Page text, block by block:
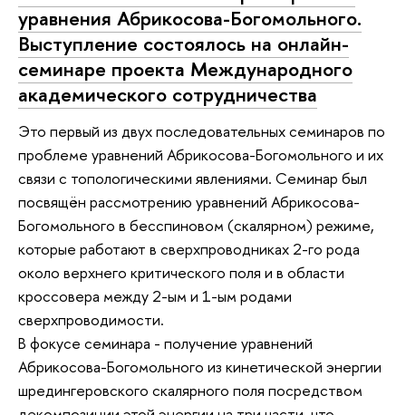
уравнения Абрикосова-Богомольного.
Выступление состоялось на онлайн-
семинаре проекта Международного
академического сотрудничества
Это первый из двух последовательных семинаров по
проблеме уравнений Абрикосова-Богомольного и их
связи с топологическими явлениями. Семинар был
посвящён рассмотрению уравнений Абрикосова-
Богомольного в бесспиновом (скалярном) режиме,
которые работают в сверхпроводниках 2-го рода
около верхнего критического поля и в области
кроссовера между 2-ым и 1-ым родами
сверхпроводимости.
В фокусе семинара - получение уравнений
Абрикосова-Богомольного из кинетической энергии
шредингеровского скалярного поля посредством